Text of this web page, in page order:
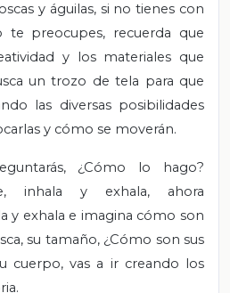
y águilas, si no tienes con
te preocupes, recuerda que
y los materiales que
un trozo de tela para que
las diversas posibilidades
y cómo se moverán.
¿Cómo lo hago?
inhala y exhala, ahora
y exhala e imagina cómo son
su tamaño, ¿Cómo son sus
cuerpo, vas a ir creando los